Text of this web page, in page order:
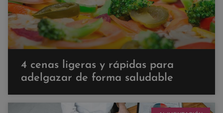
4 cenas ligeras y rápidas para
adelgazar de forma saludable